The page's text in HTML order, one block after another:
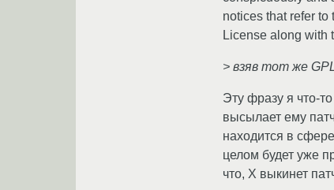
notices that refer
License along with
> взяв тот же
Эту фразу я что-
высылает ему
находится в
целом будет уже
что, X выкинет